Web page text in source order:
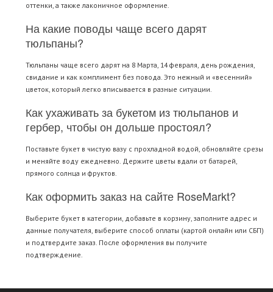
оттенки, а также лаконичное оформление.
На какие поводы чаще всего дарят
тюльпаны?
Тюльпаны чаще всего дарят на 8 Марта, 14 февраля, день рождения,
свидание и как комплимент без повода. Это нежный и «весенний»
цветок, который легко вписывается в разные ситуации.
Как ухаживать за букетом из тюльпанов и
гербер, чтобы он дольше простоял?
Поставьте букет в чистую вазу с прохладной водой, обновляйте срезы
и меняйте воду ежедневно. Держите цветы вдали от батарей,
прямого солнца и фруктов.
Как оформить заказ на сайте RoseMarkt?
Выберите букет в категории, добавьте в корзину, заполните адрес и
данные получателя, выберите способ оплаты (картой онлайн или СБП)
и подтвердите заказ. После оформления вы получите
подтверждение.